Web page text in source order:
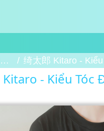
绮太郎 Kitaro - Kiểu Tóc Đuôi Ngựa
Kitaro - Kiểu Tóc